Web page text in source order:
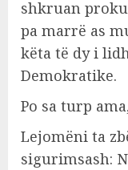
shkruan
pa marrë as
këta të dy i
Demokratike.
Po sa turp
Lejomëni ta
sigurimsash: